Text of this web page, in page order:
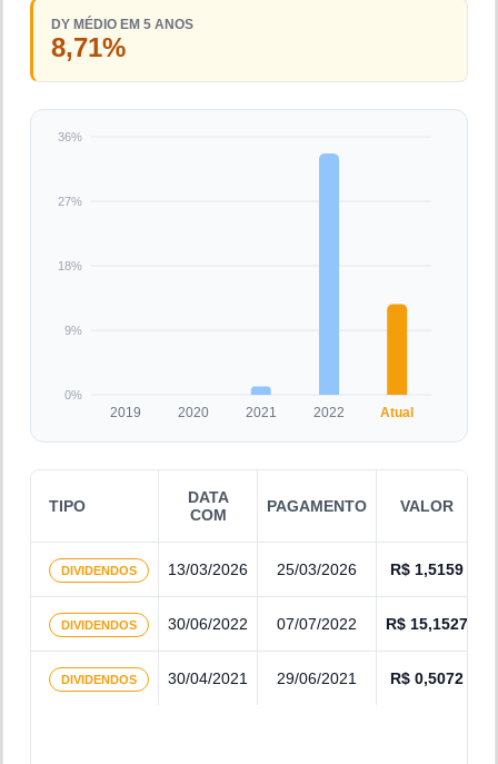
DY MÉDIO EM 5 ANOS
8,71%
2019 2020 2021 2022 Atual
0%
9%
18%
27%
36%
TIPO
DATA
COM
PAGAMENTO VALOR
DIVIDENDOS 13/03/2026 25/03/2026 R$ 1,5159
DIVIDENDOS 30/06/2022 07/07/2022 R$ 15,1527
DIVIDENDOS 30/04/2021 29/06/2021 R$ 0,5072